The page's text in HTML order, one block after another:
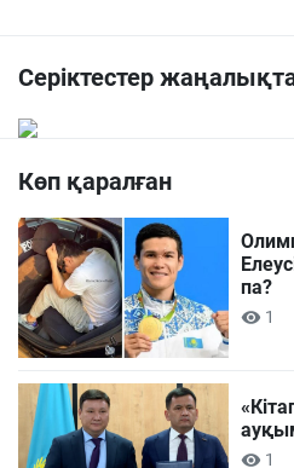
Серіктестер
Көп қаралған
па?
1
1